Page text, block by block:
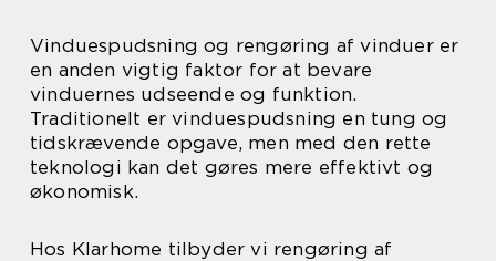
Vinduespudsning og rengøring af vinduer er
en anden vigtig faktor for at bevare
vinduernes udseende og funktion.
Traditionelt er vinduespudsning en tung og
tidskrævende opgave, men med den rette
teknologi kan det gøres mere effektivt og
økonomisk.
Hos Klarhome tilbyder vi rengøring af